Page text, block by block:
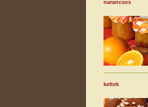
narancsos
keltek